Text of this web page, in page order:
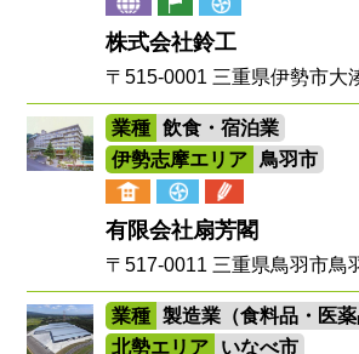
株式会社鈴工
〒515-0001 三重県伊勢市大
業種
飲食・宿泊業
伊勢志摩エリア
鳥羽市
有限会社扇芳閣
〒517-0011 三重県鳥羽市鳥
業種
製造業（食料品・医薬
北勢エリア
いなべ市